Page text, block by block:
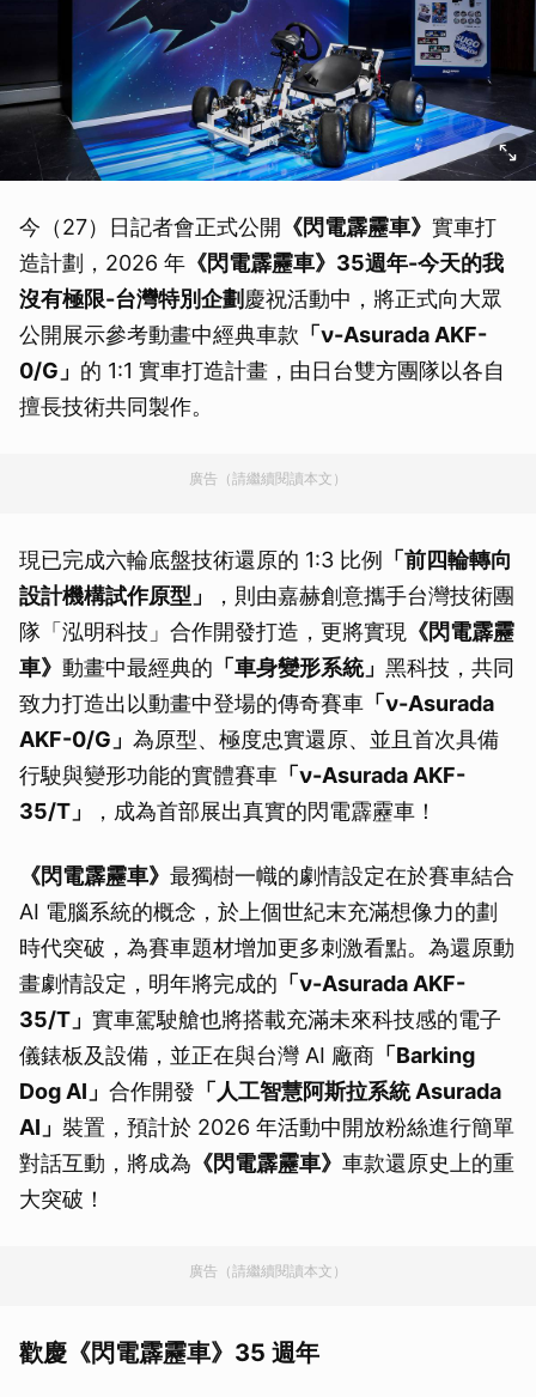
今（27）日記者會正式公開 《閃電霹靂車》 實車打
造計劃，2026 年 《閃電霹靂車》35週年-今天的我
沒有極限-台灣特別企劃 慶祝活動中，將正式向大眾
公開展示參考動畫中經典車款 「ν-Asurada AKF-
0/G」 的 1:1 實車打造計畫，由日台雙方團隊以各自
擅長技術共同製作。
廣告（請繼續閱讀本文）
現已完成六輪底盤技術還原的 1:3 比例
「前四輪轉向
設計機構試作原型」
，則由嘉赫創意攜手台灣技術團
隊「泓明科技」合作開發打造，更將實現 《閃電霹靂
車》 動畫中最經典的 「車身變形系統」 黑科技，共同
致力打造出以動畫中登場的傳奇賽車 「ν-Asurada
AKF-0/G」 為原型、極度忠實還原、並且首次具備
行駛與變形功能的實體賽車 「ν-Asurada AKF-
35/T」
，成為首部展出真實的閃電霹靂車！
《閃電霹靂車》 最獨樹一幟的劇情設定在於賽車結合
AI 電腦系統的概念，於上個世紀末充滿想像力的劃
時代突破，為賽車題材增加更多刺激看點。為還原動
畫劇情設定，明年將完成的 「ν-Asurada AKF-
35/T」 實車駕駛艙也將搭載充滿未來科技感的電子
儀錶板及設備，並正在與台灣 AI 廠商 「Barking
Dog AI」 合作開發 「人工智慧阿斯拉系統 Asurada
AI」 裝置，預計於 2026 年活動中開放粉絲進行簡單
對話互動，將成為 《閃電霹靂車》 車款還原史上的重
大突破！
廣告（請繼續閱讀本文）
歡慶《閃電霹靂車》35 週年